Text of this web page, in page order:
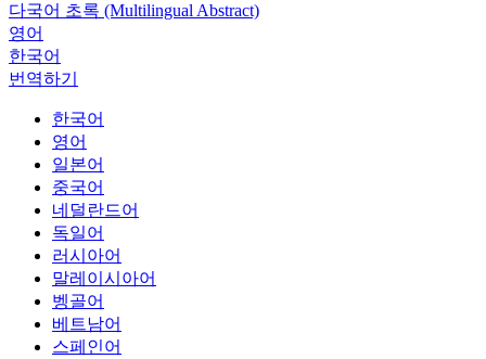
다국어 초록 (Multilingual Abstract)
영어
한국어
번역하기
한국어
영어
일본어
중국어
네덜란드어
독일어
러시아어
말레이시아어
벵골어
베트남어
스페인어